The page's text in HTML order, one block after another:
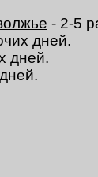
- 2-5
дней.
дней.